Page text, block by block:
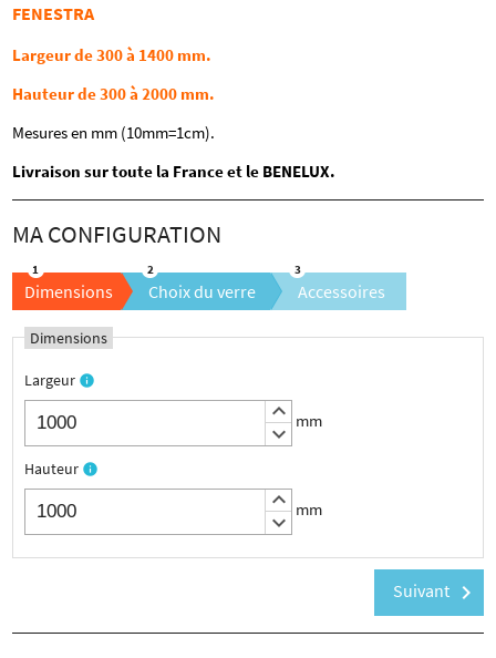
FENESTRA
Largeur de 300 à 1400 mm.
Hauteur de 300 à 2000 mm.
Mesures en mm (10mm=1cm).
Livraison sur toute la France et le BENELUX.
Dimensions Choix du verre Accessoires
Dimensions
Largeur info
keyboard_arrow_up
keyboard_arrow_down mm
Hauteur info
keyboard_arrow_up
keyboard_arrow_down mm
Suivant chevron_right